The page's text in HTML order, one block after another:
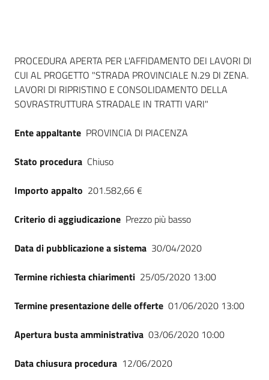
Dati del bando
PROCEDURA APERTA PER L'AFFIDAMENTO DEI LAVORI DI
CUI AL PROGETTO "STRADA PROVINCIALE N.29 DI ZENA.
LAVORI DI RIPRISTINO E CONSOLIDAMENTO DELLA
SOVRASTRUTTURA STRADALE IN TRATTI VARI"
Ente appaltante PROVINCIA DI PIACENZA
Stato procedura Chiuso
Importo appalto 201.582,66 €
Criterio di aggiudicazione Prezzo più basso
Data di pubblicazione a sistema 30/04/2020
Termine richiesta chiarimenti 25/05/2020 13:00
Termine presentazione delle offerte 01/06/2020 13:00
Apertura busta amministrativa 03/06/2020 10:00
Data chiusura procedura 12/06/2020